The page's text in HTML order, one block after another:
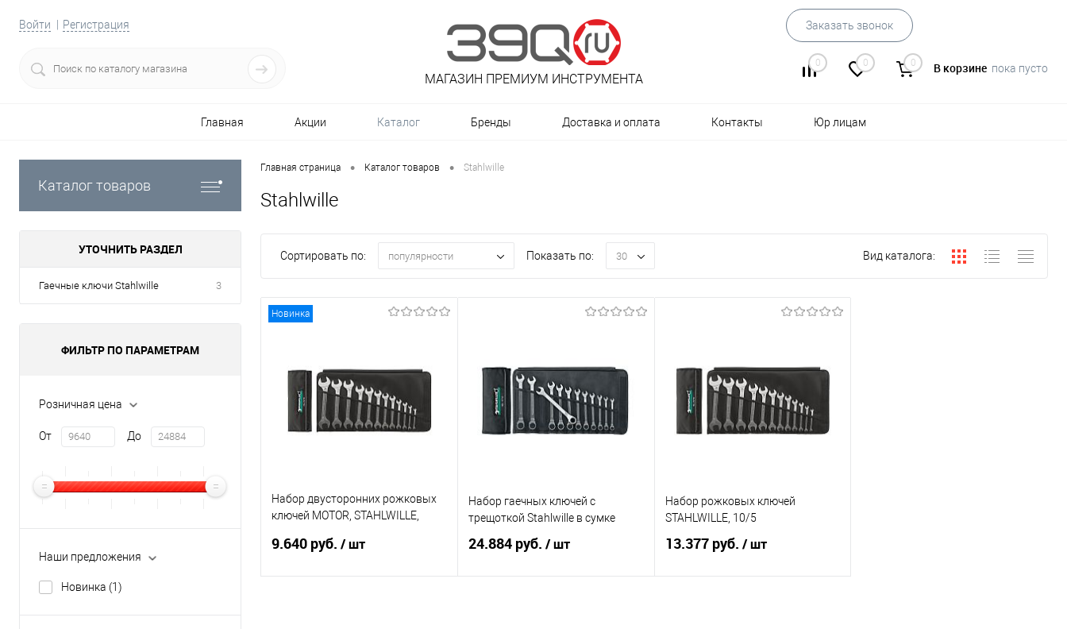
Войти Регистрация Заказать звонок
0 0 0 В корзине пока пусто
МАГАЗИН ПРЕМИУМ ИНСТРУМЕНТА
Главная Акции Каталог Бренды Доставка и оплата Контакты Юр лицам
Каталог товаров
УТОЧНИТЬ РАЗДЕЛ
Гаечные ключи Stahlwille 3
ФИЛЬТР ПО ПАРАМЕТРАМ
Розничная цена
От До
Наши предложения
Новинка (1)
Главная страница • Каталог товаров • Stahlwille
Stahlwille
Сортировать по: популярности Показать по: 30 Вид каталога:
Новинка
Набор двусторонних рожковых
ключей MOTOR, STAHLWILLE,
9.640 руб. / шт
Набор гаечных ключей с
трещоткой Stahlwille в сумке
24.884 руб. / шт
Набор рожковых ключей
STAHLWILLE, 10/5
13.377 руб. / шт